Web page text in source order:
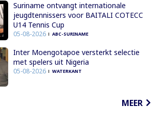
Suriname ontvangt internationale
jeugdtennissers voor BAITALI COTECC
U14 Tennis Cup
05-08-2026 ABC-SURINAME
Inter Moengotapoe versterkt selectie
met spelers uit Nigeria
05-08-2026 WATERKANT
MEER